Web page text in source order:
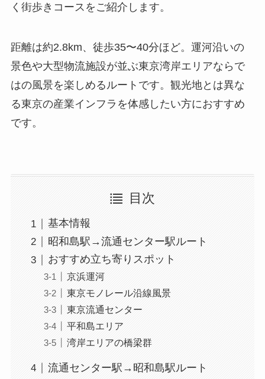
く街歩きコースをご紹介します。
距離は約2.8km、徒歩35〜40分ほど。運河沿いの
景色や大型物流施設が並ぶ東京湾岸エリアならで
はの風景を楽しめるルートです。観光地とは異な
る東京の産業インフラを体感したい方におすすめ
です。
目次
基本情報
昭和島駅→流通センター駅ルート
おすすめ立ち寄りスポット
京浜運河
東京モノレール沿線風景
東京流通センター
平和島エリア
湾岸エリアの橋梁群
流通センター駅→昭和島駅ルート